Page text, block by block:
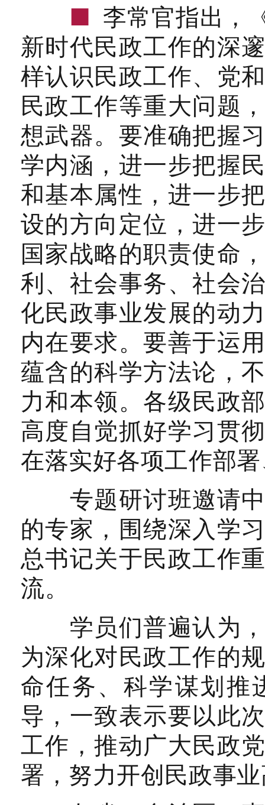
■ 李常官指出，
新时代民政工作的深
样认识民政工作、党
民政工作等重大问题
想武器。要准确把握
学内涵，进一步把握
和基本属性，进一步
设的方向定位，进一
国家战略的职责使命
利、社会事务、社会
化民政事业发展的动
内在要求。要善于运
蕴含的科学方法论，
力和本领。各级民政
高度自觉抓好学习贯
在落实好各项工作部
专题研讨班邀请中
的专家，围绕深入学
总书记关于民政工作
流。
学员们普遍认为，
为深化对民政工作的
命任务、科学谋划推
导，一致表示要以此
工作，推动广大民政
署，努力开创民政事